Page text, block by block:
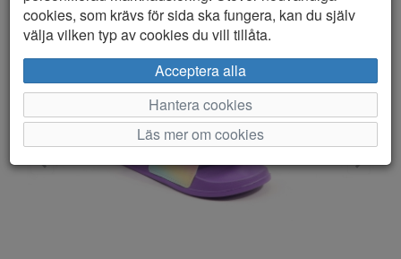
cookies, som krävs för sida ska fungera, kan du själv
välja vilken typ av cookies du vill tillåta.
Acceptera alla
Hantera cookies
Läs mer om cookies